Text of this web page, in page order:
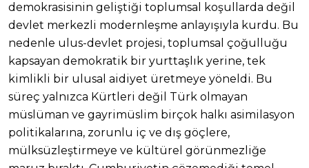
demokrasisinin geliştiği toplumsal koşullarda değil
devlet merkezli modernleşme anlayışıyla kurdu. Bu
nedenle ulus-devlet projesi, toplumsal çoğulluğu
kapsayan demokratik bir yurttaşlık yerine, tek
kimlikli bir ulusal aidiyet üretmeye yöneldi. Bu
süreç yalnızca Kürtleri değil Türk olmayan
müslüman ve gayrimüslim birçok halkı asimilasyon
politikalarına, zorunlu iç ve dış göçlere,
mülksüzleştirmeye ve kültürel görünmezliğe